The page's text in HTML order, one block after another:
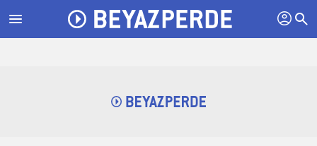
menu profil search